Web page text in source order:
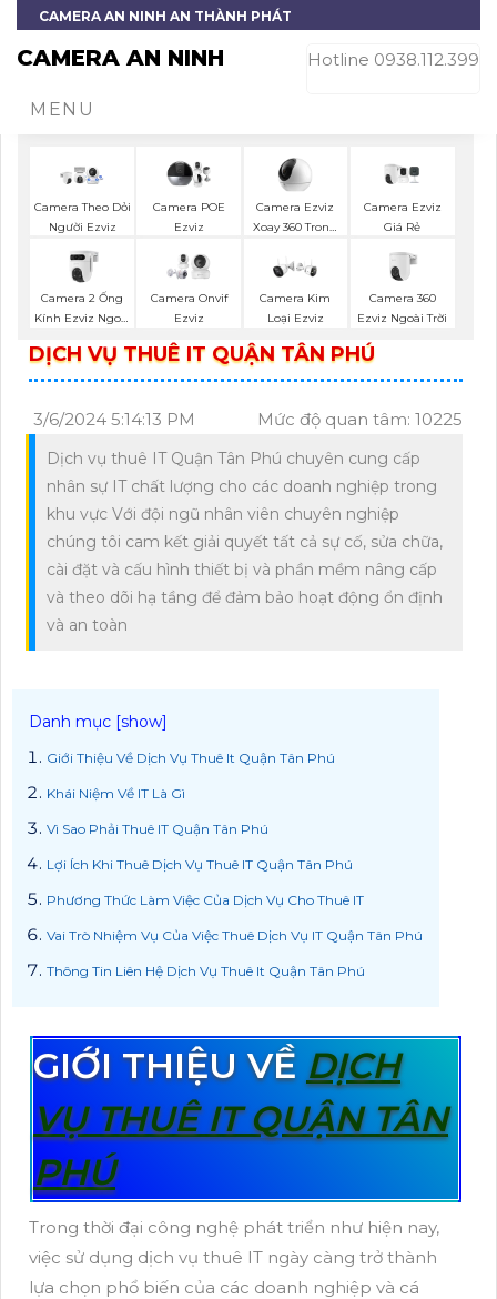
CAMERA AN NINH AN THÀNH PHÁT
CAMERA AN NINH Hotline 0938.112.399
MENU
Camera Theo Dỏi
Người Ezviz
Camera POE
Ezviz
Camera Ezviz
Xoay 360 Trong
Camera Ezviz
Giá Rẻ
Camera 2 Ống
Kính Ezviz Ngoài
Camera Onvif
Ezviz
Camera Kim
Loại Ezviz
Camera 360
Ezviz Ngoài Trời
DỊCH VỤ THUÊ IT QUẬN TÂN PHÚ
3/6/2024 5:14:13 PM Mức độ quan tâm: 10225
Dịch vụ thuê IT Quận Tân Phú chuyên cung cấp
nhân sự IT chất lượng cho các doanh nghiệp trong
khu vực Với đội ngũ nhân viên chuyên nghiệp
chúng tôi cam kết giải quyết tất cả sự cố, sửa chữa,
cài đặt và cấu hình thiết bị và phần mềm nâng cấp
và theo dõi hạ tầng để đảm bảo hoạt động ổn định
và an toàn
Giới Thiệu Về Dịch Vụ Thuê It Quận Tân Phú
Khái Niệm Về IT Là Gì
Vì Sao Phải Thuê IT Quận Tân Phú
Lợi Ích Khi Thuê Dịch Vụ Thuê IT Quận Tân Phú
Phương Thức Làm Việc Của Dịch Vụ Cho Thuê IT
Vai Trò Nhiệm Vụ Của Việc Thuê Dịch Vụ IT Quận Tân Phú
Thông Tin Liên Hệ Dịch Vụ Thuê It Quận Tân Phú
GIỚI THIỆU VỀ DỊCH
VỤ THUÊ IT QUẬN TÂN
PHÚ
Trong thời đại công nghệ phát triển như hiện nay,
việc sử dụng dịch vụ thuê IT ngày càng trở thành
lựa chọn phổ biến của các doanh nghiệp và cá